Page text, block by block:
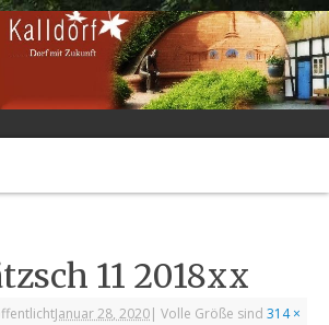
11 2018xx
Januar 28, 2020| Volle Größe sind314 ×